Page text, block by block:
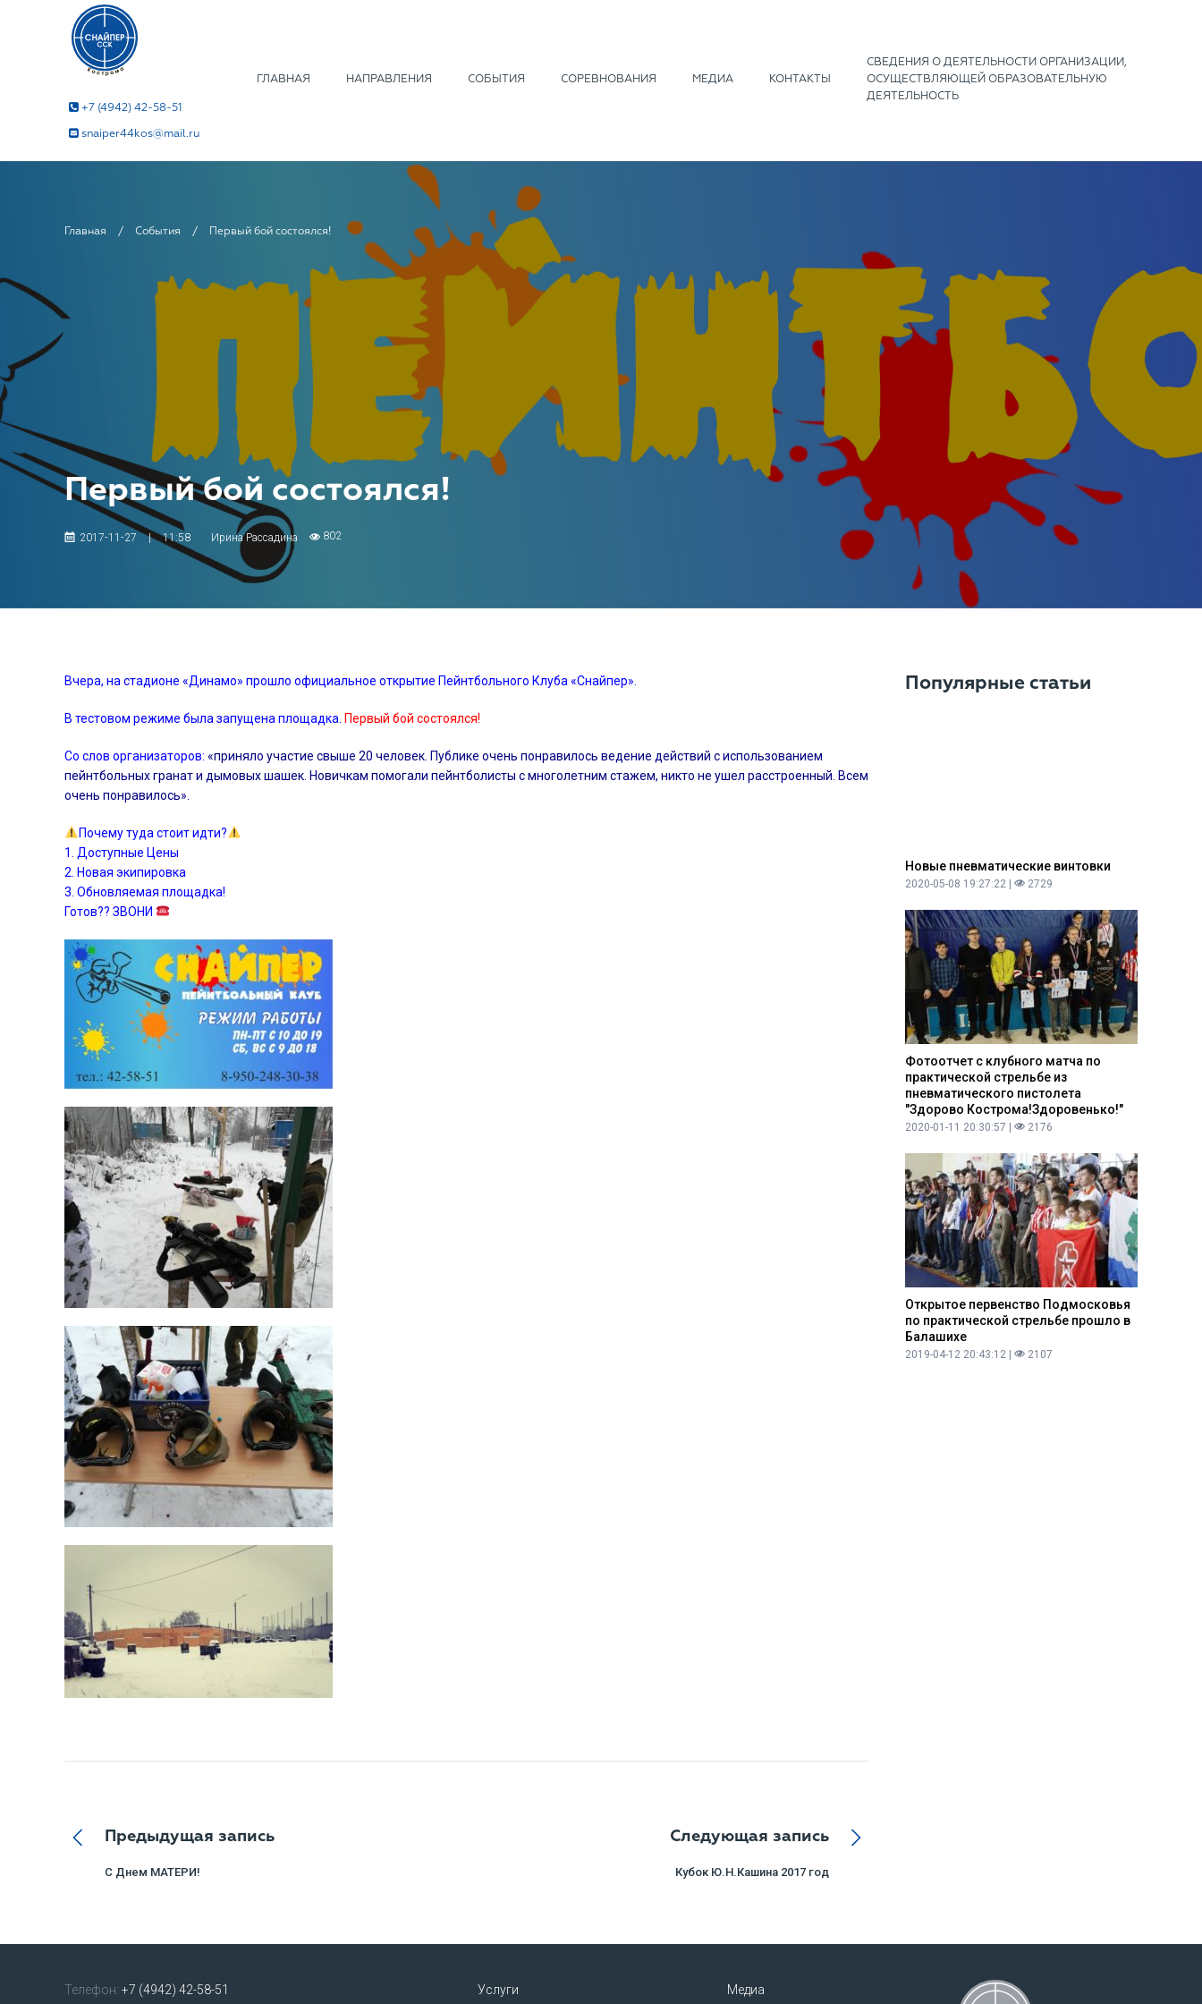
+7 (4942) 42-58-51
snaiper44kos@mail.ru
ГЛАВНАЯ НАПРАВЛЕНИЯ СОБЫТИЯ СОРЕВНОВАНИЯ МЕДИА КОНТАКТЫ
СВЕДЕНИЯ О ДЕЯТЕЛЬНОСТИ ОРГАНИЗАЦИИ,
ОСУЩЕСТВЛЯЮЩЕЙ ОБРАЗОВАТЕЛЬНУЮ
ДЕЯТЕЛЬНОСТЬ
Главная / События / Первый бой состоялся!
Первый бой состоялся!
2017-11-27 | 11:58 Ирина Рассадина 802
Вчера, на стадионе «Динамо» прошло официальное открытие Пейнтбольного Клуба «Снайпер».
В тестовом режиме была запущена площадка. Первый бой состоялся!
Со слов организаторов: «приняло участие свыше 20 человек. Публике очень понравилось ведение действий с использованием
пейнтбольных гранат и дымовых шашек. Новичкам помогали пейнтболисты с многолетним стажем, никто не ушел расстроенный. Всем
очень понравилось».
Почему туда стоит идти?
1. Доступные Цены
2. Новая экипировка
3. Обновляемая площадка!
Готов?? ЗВОНИ
Предыдущая запись
С Днем МАТЕРИ!
Следующая запись
Кубок Ю.Н.Кашина 2017 год
Популярные статьи
Новые пневматические винтовки
2020-05-08 19:27:22 | 2729
Фотоотчет с клубного матча по
практической стрельбе из
пневматического пистолета
"Здорово Кострома!Здоровенько!"
2020-01-11 20:30:57 | 2176
Открытое первенство Подмосковья
по практической стрельбе прошло в
Балашихе
2019-04-12 20:43:12 | 2107
Телефон: +7 (4942) 42-58-51 Услуги Медиа